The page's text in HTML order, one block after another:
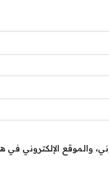
والموقع الإلكتروني في